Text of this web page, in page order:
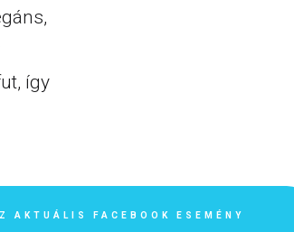
így
AKTUÁLIS FACEBOOK ESEMÉNY